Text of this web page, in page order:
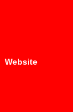
Website